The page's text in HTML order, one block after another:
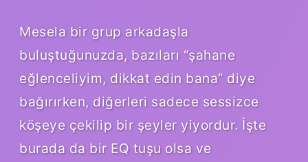
Mesela bir grup arkadaşla
buluştuğunuzda, bazıları “şahane
eğlenceliyim, dikkat edin bana” diye
bağırırken, diğerleri sadece sessizce
köşeye çekilip bir şeyler yiyordur. İşte
burada da bir EQ tuşu olsa ve